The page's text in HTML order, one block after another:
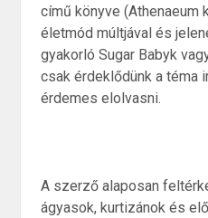
című könyve (Athenaeum
életmód múltjával és
gyakorló Sugar Babyk
csak érdeklődünk a téma
érdemes elolvasni.
A szerző alaposan
ágyasok, kurtizánok és